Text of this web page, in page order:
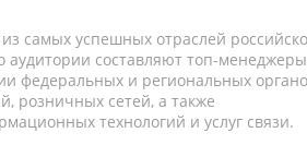
самых успешных отраслей
составляют топ-
федеральных и региональных
розничных сетей, а также
технологий и услуг связи.